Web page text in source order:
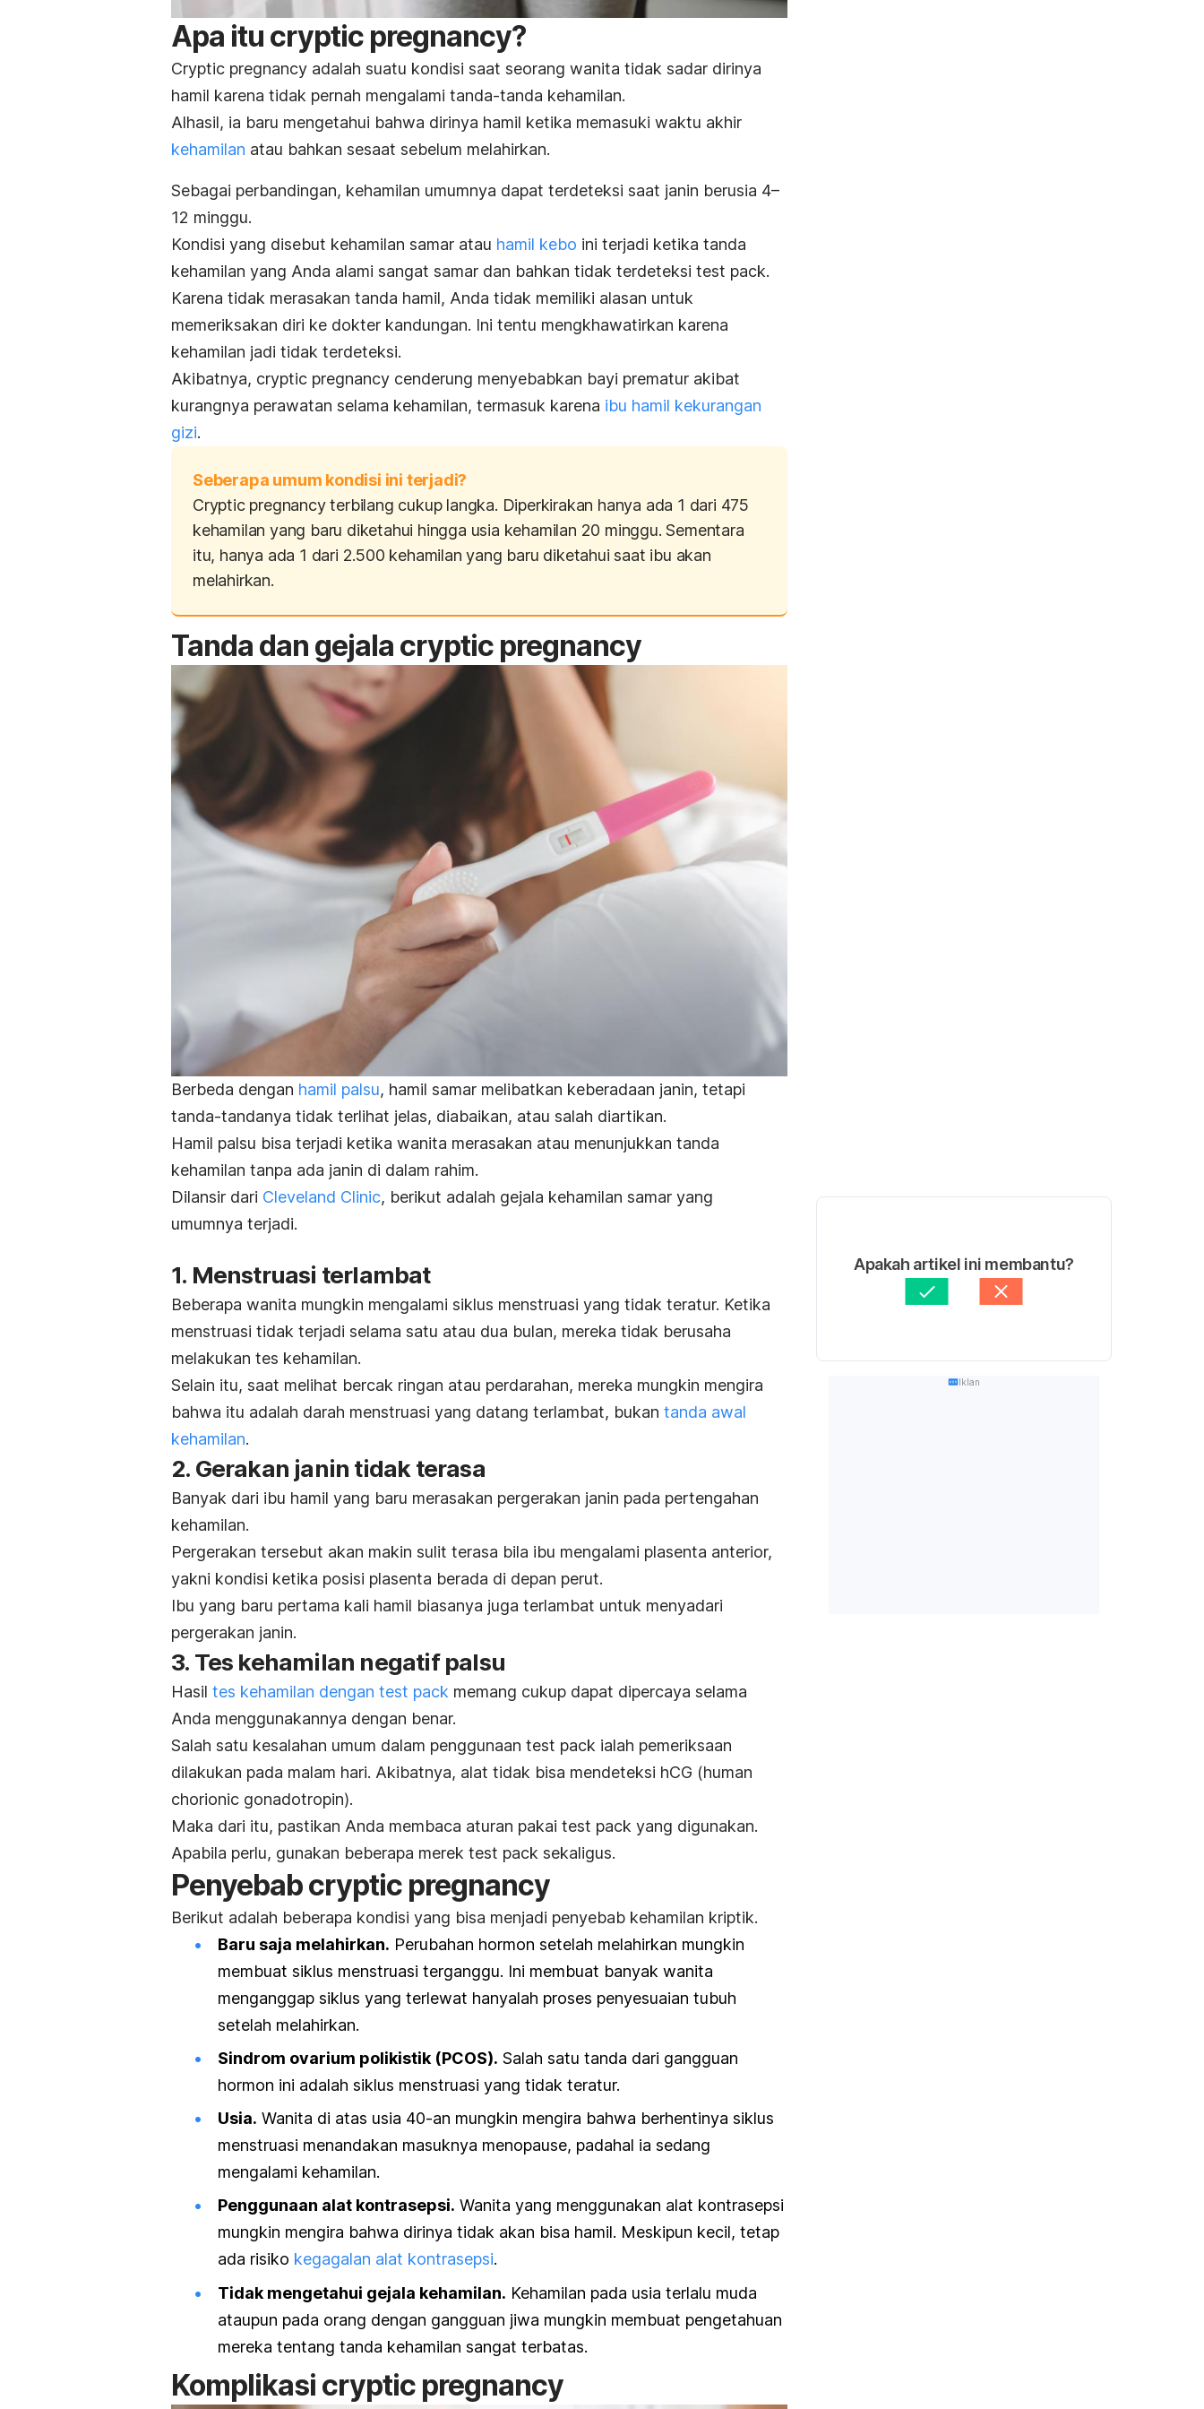
Apa itu cryptic pregnancy?
Cryptic pregnancy adalah suatu kondisi saat seorang wanita tidak sadar dirinya
hamil karena tidak pernah mengalami tanda-tanda kehamilan.
Alhasil, ia baru mengetahui bahwa dirinya hamil ketika memasuki waktu akhir
kehamilan atau bahkan sesaat sebelum melahirkan.
Sebagai perbandingan, kehamilan umumnya dapat terdeteksi saat janin berusia 4–
12 minggu.
Kondisi yang disebut kehamilan samar atau hamil kebo ini terjadi ketika tanda
kehamilan yang Anda alami sangat samar dan bahkan tidak terdeteksi test pack.
Karena tidak merasakan tanda hamil, Anda tidak memiliki alasan untuk
memeriksakan diri ke dokter kandungan. Ini tentu mengkhawatirkan karena
kehamilan jadi tidak terdeteksi.
Akibatnya, cryptic pregnancy cenderung menyebabkan bayi prematur akibat
kurangnya perawatan selama kehamilan, termasuk karena ibu hamil kekurangan
gizi.
Seberapa umum kondisi ini terjadi?
Cryptic pregnancyterbilang cukup langka. Diperkirakan hanya ada 1 dari 475
kehamilan yang baru diketahui hingga usia kehamilan 20 minggu. Sementara
itu, hanya ada 1 dari 2.500 kehamilan yang baru diketahui saat ibu akan
melahirkan.
Tanda dan gejala cryptic pregnancy
Berbeda dengan hamil palsu, hamil samar melibatkan keberadaan janin, tetapi
tanda-tandanya tidak terlihat jelas, diabaikan, atau salah diartikan.
Hamil palsu bisa terjadi ketika wanita merasakan atau menunjukkan tanda
kehamilan tanpa ada janin di dalam rahim.
Dilansir dari Cleveland Clinic, berikut adalah gejala kehamilan samar yang
umumnya terjadi.
1. Menstruasi terlambat
Beberapa wanita mungkin mengalami siklus menstruasi yang tidak teratur. Ketika
menstruasi tidak terjadi selama satu atau dua bulan, mereka tidak berusaha
melakukan tes kehamilan.
Selain itu, saat melihat bercak ringan atau perdarahan, mereka mungkin mengira
bahwa itu adalah darah menstruasi yang datang terlambat, bukan tanda awal
kehamilan.
2. Gerakan janin tidak terasa
Banyak dari ibu hamil yang baru merasakan pergerakan janin pada pertengahan
kehamilan.
Pergerakan tersebut akan makin sulit terasa bila ibu mengalami plasenta anterior,
yakni kondisi ketika posisi plasenta berada di depan perut.
Ibu yang baru pertama kali hamil biasanya juga terlambat untuk menyadari
pergerakan janin.
3. Tes kehamilan negatif palsu
Hasil tes kehamilan dengan test pack memang cukup dapat dipercaya selama
Anda menggunakannya dengan benar.
Salah satu kesalahan umum dalam penggunaan test pack ialah pemeriksaan
dilakukan pada malam hari. Akibatnya, alat tidak bisa mendeteksi hCG (human
chorionic gonadotropin).
Maka dari itu, pastikan Anda membaca aturan pakai test pack yang digunakan.
Apabila perlu, gunakan beberapa merek test pack sekaligus.
Penyebabcryptic pregnancy
Berikut adalah beberapa kondisi yang bisa menjadi penyebab kehamilan kriptik.
Baru saja melahirkan. Perubahan hormon setelah melahirkan mungkin
membuat siklus menstruasi terganggu. Ini membuat banyak wanita
menganggap siklus yang terlewat hanyalah proses penyesuaian tubuh
setelah melahirkan.
Sindrom ovarium polikistik (PCOS). Salah satu tanda dari gangguan
hormon ini adalah siklus menstruasi yang tidak teratur.
Usia. Wanita di atas usia 40-an mungkin mengira bahwa berhentinya siklus
menstruasi menandakan masuknya menopause, padahal ia sedang
mengalami kehamilan.
Penggunaan alat kontrasepsi. Wanita yang menggunakan alat kontrasepsi
mungkin mengira bahwa dirinya tidak akan bisa hamil. Meskipun kecil, tetap
ada risiko kegagalan alat kontrasepsi.
Tidak mengetahui gejala kehamilan. Kehamilan pada usia terlalu muda
ataupun pada orang dengan gangguan jiwa mungkin membuat pengetahuan
mereka tentang tanda kehamilan sangat terbatas.
Komplikasi cryptic pregnancy
Apakah artikel ini membantu?
Iklan